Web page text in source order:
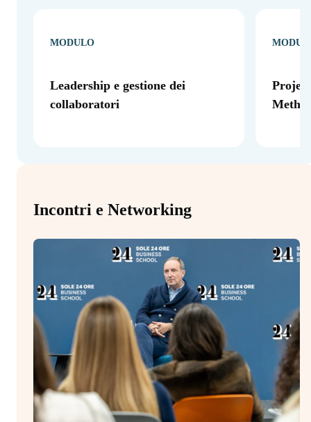
MODULO
Leadership e gestione dei
collaboratori
Incontri e Networking